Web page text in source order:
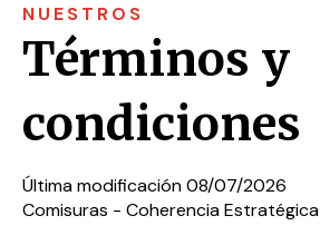
NUESTROS
Términos y
condiciones
Última modificación 08/07/2026
Comisuras - Coherencia Estratégica